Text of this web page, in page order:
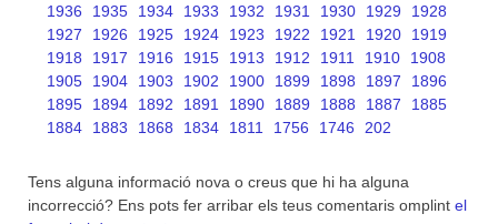
1936
1935 1934 1933 1932 1931 1930 1929
1928
1927
1926 1925 1924 1923 1922 1921 1920
1919
1918
1917 1916 1915 1913 1912 1911 1910
1908
1905
1904 1903 1902 1900 1899 1898 1897
1896
1895
1894 1892 1891 1890 1889 1888 1887
1885
1884
1883 1868 1834 1811 1756 1746 202
Tens alguna informació nova o creus que hi ha alguna
incorrecció? Ens pots fer arribar els teus comentaris omplint el